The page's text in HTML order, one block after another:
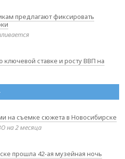
предлагают фиксировать
ставке и росту ВВП на
на съемке сюжета в Новосибирске
на 2 месяца
прошла 42-ая музейная ночь